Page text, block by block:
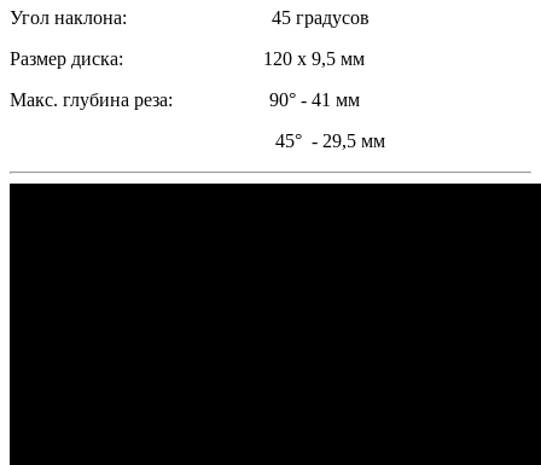
Угол наклона: 45 градусов
Размер диска: 120 x 9,5 мм
Макс. глубина реза: 90° - 41 мм
45° - 29,5 мм